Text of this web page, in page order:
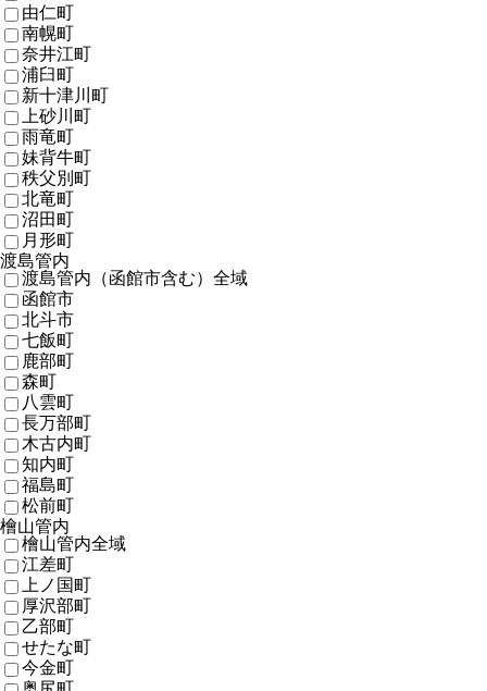
由仁町
南幌町
奈井江町
浦臼町
新十津川町
上砂川町
雨竜町
妹背牛町
秩父別町
北竜町
沼田町
月形町
渡島管内
渡島管内（函館市含む）全域
函館市
北斗市
七飯町
鹿部町
森町
八雲町
長万部町
木古内町
知内町
福島町
松前町
檜山管内
檜山管内全域
江差町
上ノ国町
厚沢部町
乙部町
せたな町
今金町